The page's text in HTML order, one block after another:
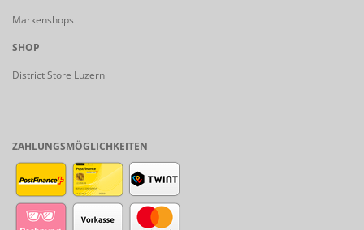
Markenshops
SHOP
District Store Luzern
ZAHLUNGSMÖGLICHKEITEN